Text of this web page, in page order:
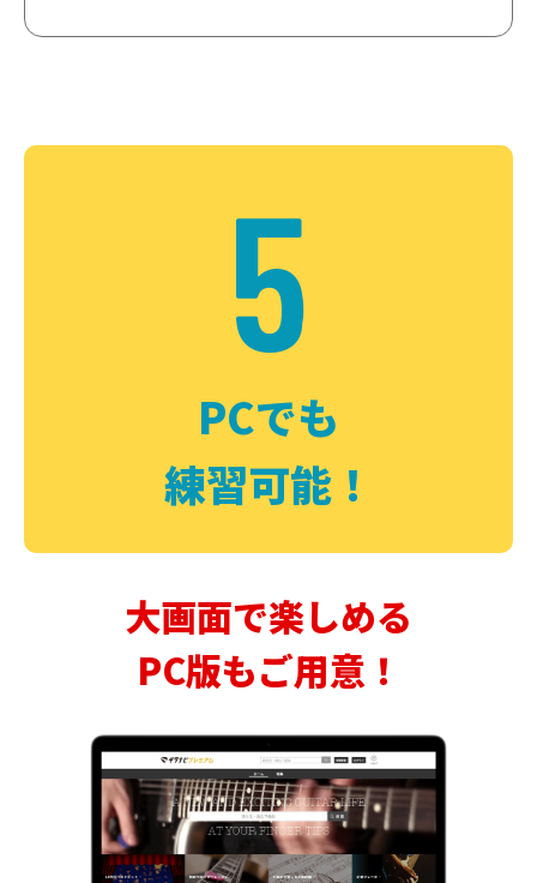
5
PCでも
練習可能！
大画面で楽しめる
PC版もご用意！